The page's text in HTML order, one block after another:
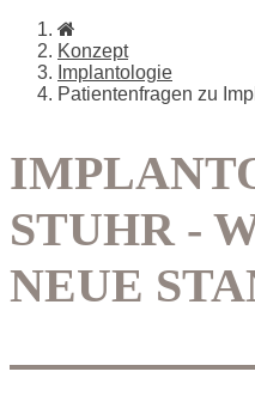
Konzept
Implantologie
Patientenfragen zu
STUHR -
NEUE